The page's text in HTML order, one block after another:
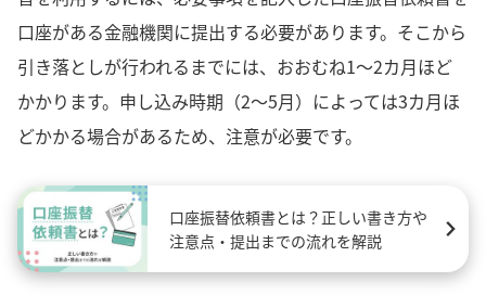
口座がある金融機関に提出する必要があります。そこから
引き落としが行われるまでには、おおむね1〜2カ月ほど
かかります。申し込み時期（2〜5月）によっては3カ月ほ
どかかる場合があるため、注意が必要です。
口座振替依頼書とは？正しい書き方や
注意点・提出までの流れを解説